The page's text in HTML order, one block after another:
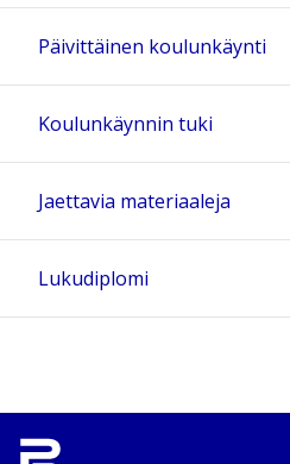
Päivittäinen koulunkäynti
Koulunkäynnin tuki
Jaettavia materiaaleja
Lukudiplomi